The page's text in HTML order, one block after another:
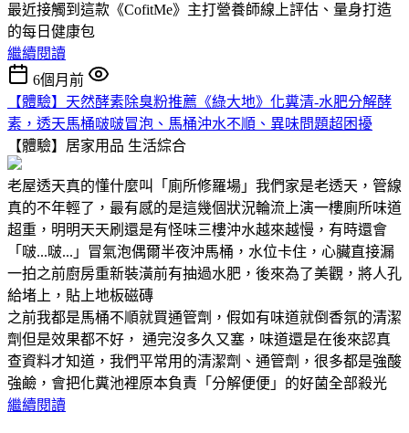
最近接觸到這款《CofitMe》主打營養師線上評估、量身打造
的每日健康包
繼續閱讀
6個月前
【體驗】天然酵素除臭粉推薦《綠大地》化糞清-水肥分解酵
素，透天馬桶啵啵冒泡、馬桶沖水不順、異味問題超困擾
【體驗】居家用品 生活綜合
老屋透天真的懂什麼叫「廁所修羅場」我們家是老透天，管線
真的不年輕了，最有感的是這幾個狀況輪流上演一樓廁所味道
超重，明明天天刷還是有怪味三樓沖水越來越慢，有時還會
「啵...啵...」冒氣泡偶爾半夜沖馬桶，水位卡住，心臟直接漏
一拍之前廚房重新裝潢前有抽過水肥，後來為了美觀，將人孔
給堵上，貼上地板磁磚
之前我都是馬桶不順就買通管劑，假如有味道就倒香氛的清潔
劑但是效果都不好， 通完沒多久又塞，味道還是在後來認真
查資料才知道，我們平常用的清潔劑、通管劑，很多都是強酸
強鹼，會把化糞池裡原本負責「分解便便」的好菌全部殺光
繼續閱讀